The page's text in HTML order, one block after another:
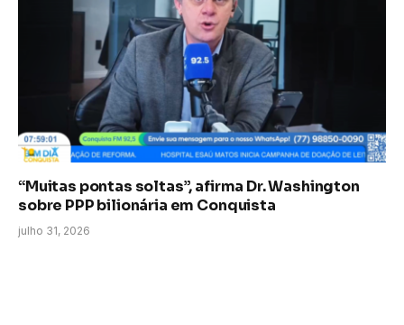
“Muitas pontas soltas”, afirma Dr. Washington
sobre PPP bilionária em Conquista
julho 31, 2026